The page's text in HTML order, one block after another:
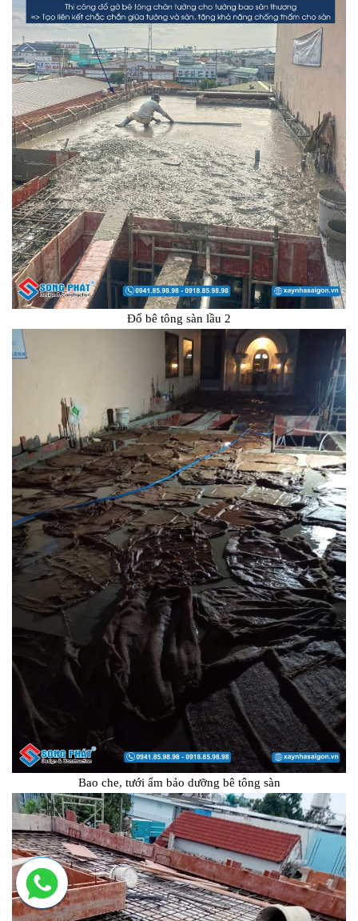
Đổ bê tông sàn lầu 2
Bao che, tưới ẩm bảo dưỡng bê tông sàn